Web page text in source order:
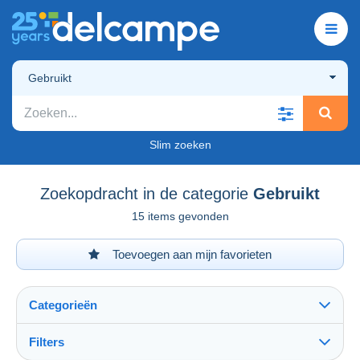
Gebruikt
Slim zoeken
Zoekopdracht in de categorie Gebruikt
15 items gevonden
Toevoegen aan mijn favorieten
Categorieën
Filters